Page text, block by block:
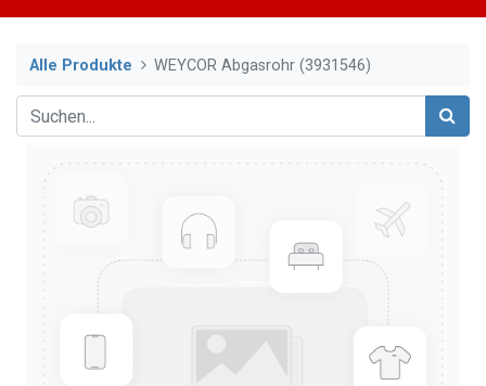
Alle Produkte WEYCOR Abgasrohr (3931546)